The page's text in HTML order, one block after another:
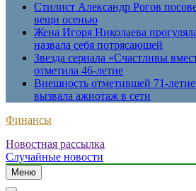
Стилист Александр Рогов
вещи осенью
Жена Игоря Николаева
назвала себя потрясающей
Звезда сериала «Счастливы
отметила 46-летие
Внешность отметившей 71-
вызвала ажиотаж в сети
Финансы
Новостная рассылка
Случайные новости
Меню